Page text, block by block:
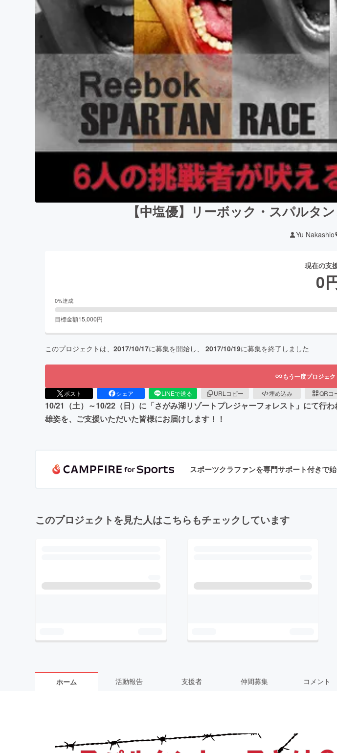
【中塩優】リーボック・スパルタ
Yu Nakashio
現在の支
0
0%達成
目標金額15,000円
このプロジェクトは、 2017/10/17に募集を開始し、 2017/10/19に募集を終了しました
もう一度プロジェ
ポスト シェア LINEで送る URLコピー 埋め込み QRコ
10/21（土）～10/22（日）に「さがみ湖リゾートプレジャーフォレスト」にて行
雄姿を、ご支援いただいた皆様にお届けします！！
スポーツクラファンを専門サポート付きで始
このプロジェクトを見た人はこちらもチェックしています
ホーム 活動報告 支援者 仲間募集 コメント